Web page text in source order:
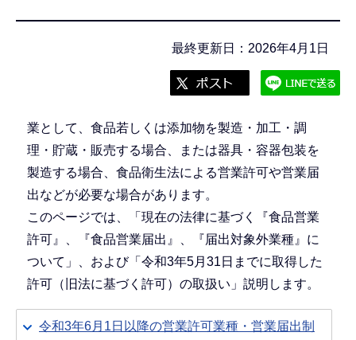
最終更新日：2026年4月1日
業として、食品若しくは添加物を製造・加工・調
理・貯蔵・販売する場合、または器具・容器包装を
製造する場合、食品衛生法による営業許可や営業届
出などが必要な場合があります。
このページでは、「現在の法律に基づく『食品営業
許可』、『食品営業届出』、『届出対象外業種』に
ついて」、および「令和3年5月31日までに取得した
許可（旧法に基づく許可）の取扱い」説明します。
令和3年6月1日以降の営業許可業種・営業届出制